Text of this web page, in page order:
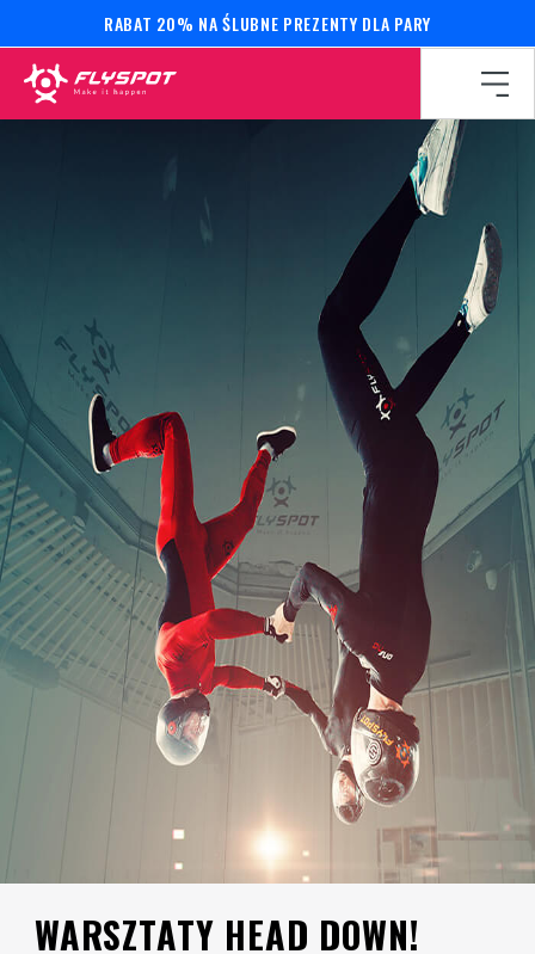
RABAT 20% NA ŚLUBNE PREZENTY DLA PARY
Strona główna / Kalendarz wydarzeń / WARSZTATY HEAD
WARSZTATY HEAD DOWN!